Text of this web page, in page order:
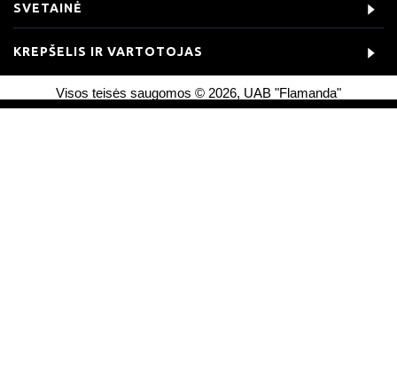
SVETAINĖ
KREPŠELIS IR VARTOTOJAS
Visos teisės saugomos © 2026, UAB "Flamanda"